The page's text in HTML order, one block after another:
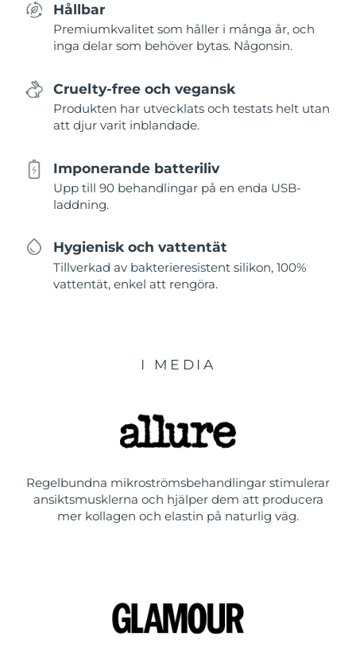
Hållbar
Premiumkvalitet som håller i många år, och
inga delar som behöver bytas. Någonsin.
Cruelty-free och vegansk
Produkten har utvecklats och testats helt utan
att djur varit inblandade.
Imponerande batteriliv
Upp till 90 behandlingar på en enda USB-
laddning.
Hygienisk och vattentät
Tillverkad av bakterieresistent silikon, 100%
vattentät, enkel att rengöra.
I MEDIA
Regelbundna mikroströmsbehandlingar stimulerar
ansiktsmusklerna och hjälper dem att producera
mer kollagen och elastin på naturlig väg.